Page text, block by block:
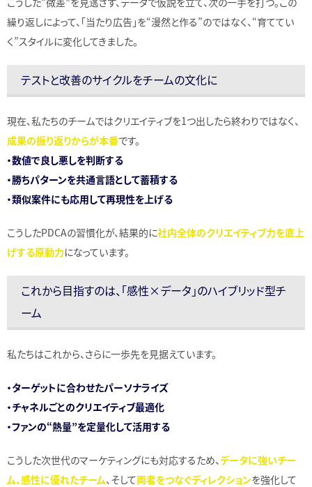
繰り返しによって、「当たり広告」を“漫然と作る”のではなく、“育ててい
く”スタイルに変化してきました。
テストと改善のサイクルをチームの文化に
現在、私たちのチームではクリエイティブを1つ出したら終わりではなく、
成果の振り返りからが本番です。
・数値で良し悪しを判断する
・勝ちパターンを共通言語として蓄積する
・類似案件にも応用して再現性を上げる
こうしたPDCAの習慣化が、結果的に社内全体のクリエイティブ力を底上
げする原動力になっています。
これから目指すのは、「感性×データ」のハイブリッド型チ
ーム
私たちはこれから、さらに一歩先を見据えています。
・ターゲットに合わせたパーソナライズ
・チャネルごとのクリエイティブ最適化
・ファンの“熱量”を定量化して活用する
こうした次世代のマーケティングにも対応するため、 データに強いチー
ム、感性に優れたチーム、そして両者をつなぐディレクションを強化して